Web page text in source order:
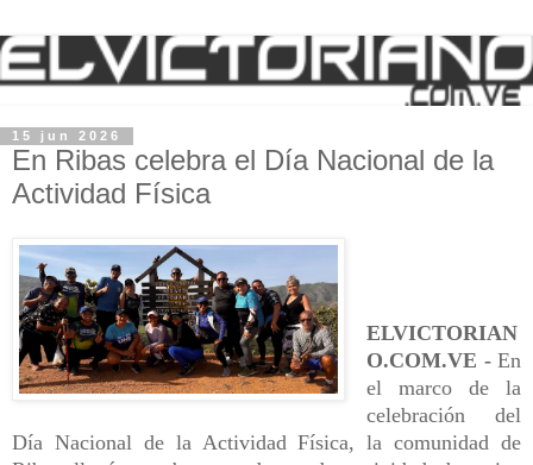
15 jun 2026
En Ribas celebra el Día Nacional de la
Actividad Física
ELVICTORIAN
O.COM.VE - En
el marco de la
celebración del
Día Nacional de la Actividad Física, la comunidad de